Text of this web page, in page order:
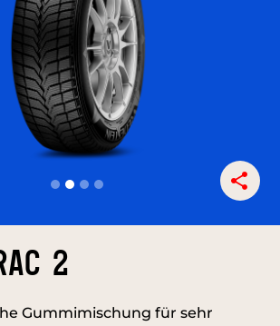
2
Gummimischung für sehr